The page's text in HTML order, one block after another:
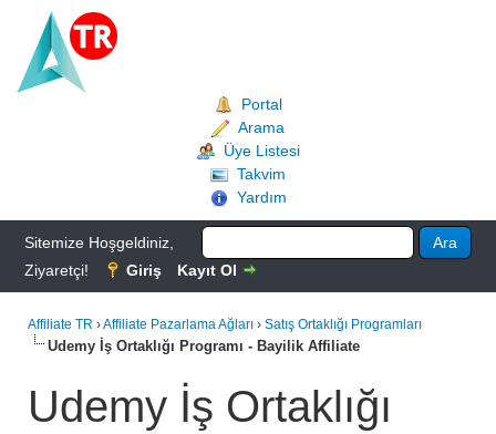
Portal
Arama
Üye Listesi
Takvim
Yardım
Sitemize Hoşgeldiniz,
Ziyaretçi!
Giriş Kayıt Ol
Affiliate TR ›Affiliate Pazarlama Ağları › Satış Ortaklığı Programları
Udemy İş Ortaklığı Programı - Bayilik Affiliate
Udemy İş Ortaklığı